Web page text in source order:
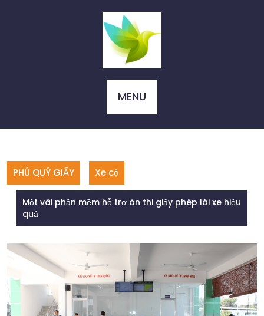
MENU
PHÚ QUÝ GIẤY Xe cộ
Một vài phần mềm hỗ trợ ôn thi giấy phép lái xe hiệu
quả